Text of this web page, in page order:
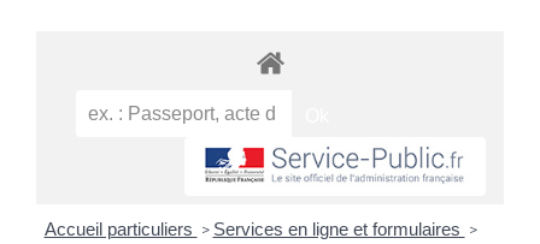
Accueil particuliers > Services en ligne et formulaires >